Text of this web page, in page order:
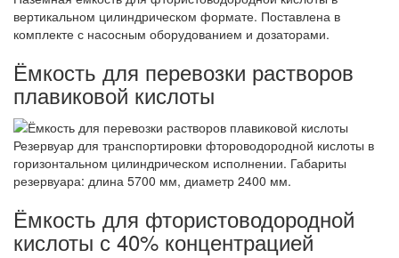
вертикальном цилиндрическом формате. Поставлена в
комплекте с насосным оборудованием и дозаторами.
Ёмкость для перевозки растворов
плавиковой кислоты
Резервуар для транспортировки фтороводородной кислоты в
горизонтальном цилиндрическом исполнении. Габариты
резервуара: длина 5700 мм, диаметр 2400 мм.
Ёмкость для фтористоводородной
кислоты с 40% концентрацией